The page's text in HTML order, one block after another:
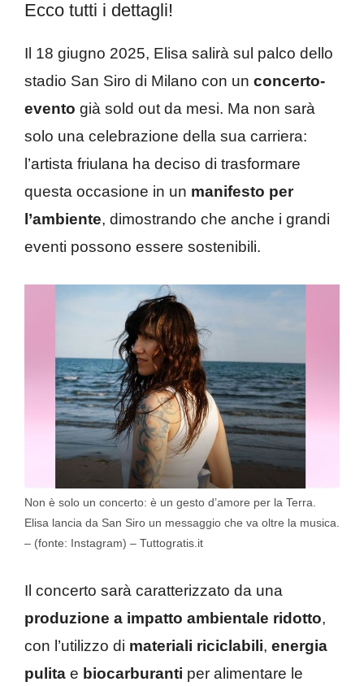
Ecco tutti i dettagli!
Il 18 giugno 2025, Elisa salirà sul palco dello
stadio San Siro di Milano con un concerto-
evento già sold out da mesi. Ma non sarà
solo una celebrazione della sua carriera:
l’artista friulana ha deciso di trasformare
questa occasione in un manifesto per
l’ambiente, dimostrando che anche i grandi
eventi possono essere sostenibili.
Non è solo un concerto: è un gesto d’amore per la Terra.
Elisa lancia da San Siro un messaggio che va oltre la musica.
– (fonte: Instagram) – Tuttogratis.it
Il concerto sarà caratterizzato da una
produzione a impatto ambientale ridotto,
con l’utilizzo di materiali riciclabili, energia
pulita e biocarburanti per alimentare le